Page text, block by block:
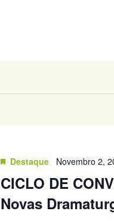
CICLO DE
Novas
Destaque Novembro 2,